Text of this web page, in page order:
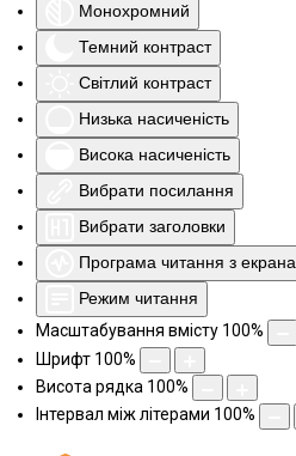
Монохромний
Темний контраст
Світлий контраст
Низька насиченість
Висока насиченість
Вибрати посилання
Вибрати заголовки
Програма читання з екрана
Режим читання
Масштабування вмісту 100%
Шрифт 100%
Висота рядка 100%
Інтервал між літерами 100%